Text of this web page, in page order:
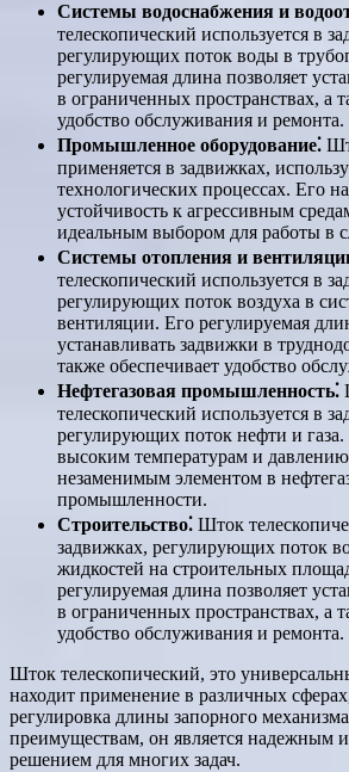
Системы водоснабжения и
телескопический используется в
регулирующих поток воды в
регулируемая длина позволяет
в ограниченных пространствах, а
удобство обслуживания и ремонта.
Промышленное оборудование⁚
применяется в задвижках,
технологических процессах. Его
устойчивость к агрессивным
идеальным выбором для работы в
Системы отопления и
телескопический используется в
регулирующих поток воздуха в
вентиляции. Его регулируемая
устанавливать задвижки в
также обеспечивает удобство
Нефтегазовая промышленность⁚
телескопический используется в
регулирующих поток нефти и газа.
высоким температурам и давлению
незаменимым элементом в
промышленности.
Строительство⁚ Шток
задвижках, регулирующих поток
жидкостей на строительных
регулируемая длина позволяет
в ограниченных пространствах, а
удобство обслуживания и ремонта.
Шток телескопический, это
находит применение в различных сферах,
регулировка длины запорного
преимуществам, он является надежным
решением для многих задач.